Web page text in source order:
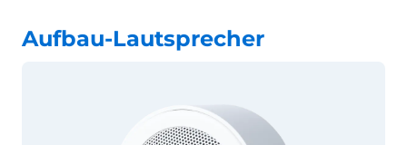
Aufbau-Lautsprecher